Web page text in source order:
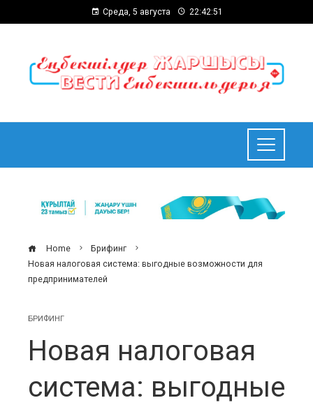
Среда, 5 августа 22:42:52
Home
Брифинг
Новая налоговая система: выгодные возможности для
предпринимателей
БРИФИНГ
Новая налоговая
система: выгодные